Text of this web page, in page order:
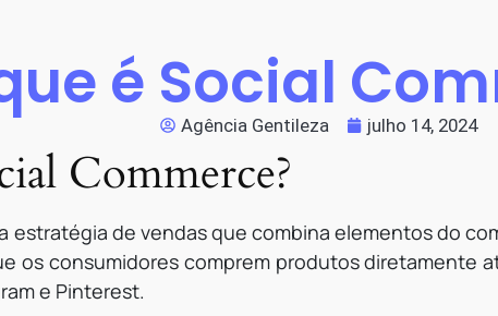
é Social
Agência Gentileza julho 14, 2024
Commerce?
estratégia de vendas que combina elementos do
os consumidores comprem produtos diretamente
e Pinterest.